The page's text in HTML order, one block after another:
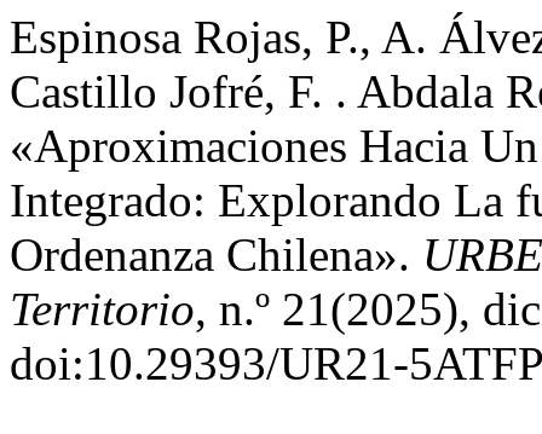
Espinosa Rojas, P., A.
Castillo Jofré, F. . Abdala
«Aproximaciones Hacia
Integrado: Explorando La
Ordenanza Chilena».
Territorio, n.º 21(2025),
doi:10.29393/UR21-